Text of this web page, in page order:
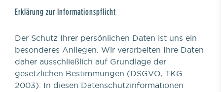
Erklärung zur Informationspflicht
Der Schutz Ihrer persönlichen Daten ist uns ein
besonderes Anliegen. Wir verarbeiten Ihre Daten
daher ausschließlich auf Grundlage der
gesetzlichen Bestimmungen (DSGVO, TKG
2003). In diesen Datenschutzinformationen